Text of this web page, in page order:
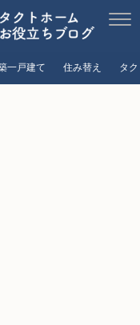
一戸建て 住み替え タ